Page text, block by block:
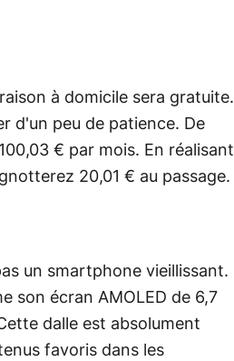
à domicile sera gratuite.
d'un peu de patience. De
€ par mois. En réalisant
20,01 € au passage.
un smartphone vieillissant.
son écran AMOLED de 6,7
dalle est absolument
favoris dans les